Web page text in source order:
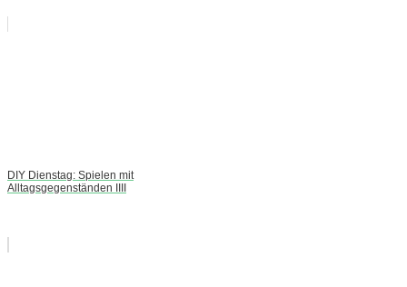
DIY Dienstag: Spielen mit
Alltagsgegenständen IIII